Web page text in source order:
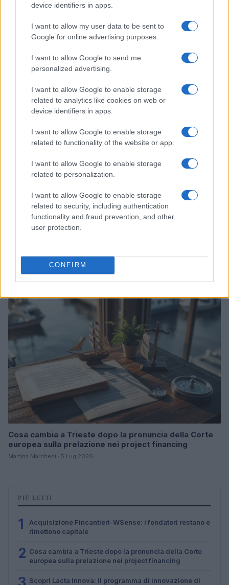
device identifiers in apps.
I want to allow my user data to be sent to
Google for online advertising purposes.
I want to allow Google to send me
personalized advertising.
I want to allow Google to enable storage
related to analytics like cookies on web or
device identifiers in apps.
I want to allow Google to enable storage
related to functionality of the website or app.
I want to allow Google to enable storage
related to personalization.
I want to allow Google to enable storage
related to security, including authentication
functionality and fraud prevention, and other
user protection.
CONFIRM
Ripensare le tecnologie umanitarie oltre i criteri dei
donatori
e rimettono capitale
Linda Pellegrini · 7 Lug 2026
Cosa cambia a Trieste dopo la pronuncia della Corte
europea sulla prelazione nei project financing
Martina Marchesi · 5 Lug 2026
PIÙ LETTI
1
Acquisizione Fincantieri-WSense: i fondatori restano e
rimettono capitale
2 Cosa cambia a Trieste dopo la pronuncia della Corte
europea sulla prelazione nei project financing
Scopri Lacta Innova: il programma di innovazione di